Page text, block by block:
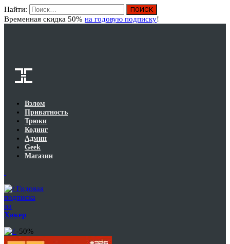
Найти:
Временная скидка 50% на годовую подписку!
Взлом
Приватность
Трюки
Кодинг
Админ
Geek
Магазин
Годовая
подписка
на
Хакер
-50%